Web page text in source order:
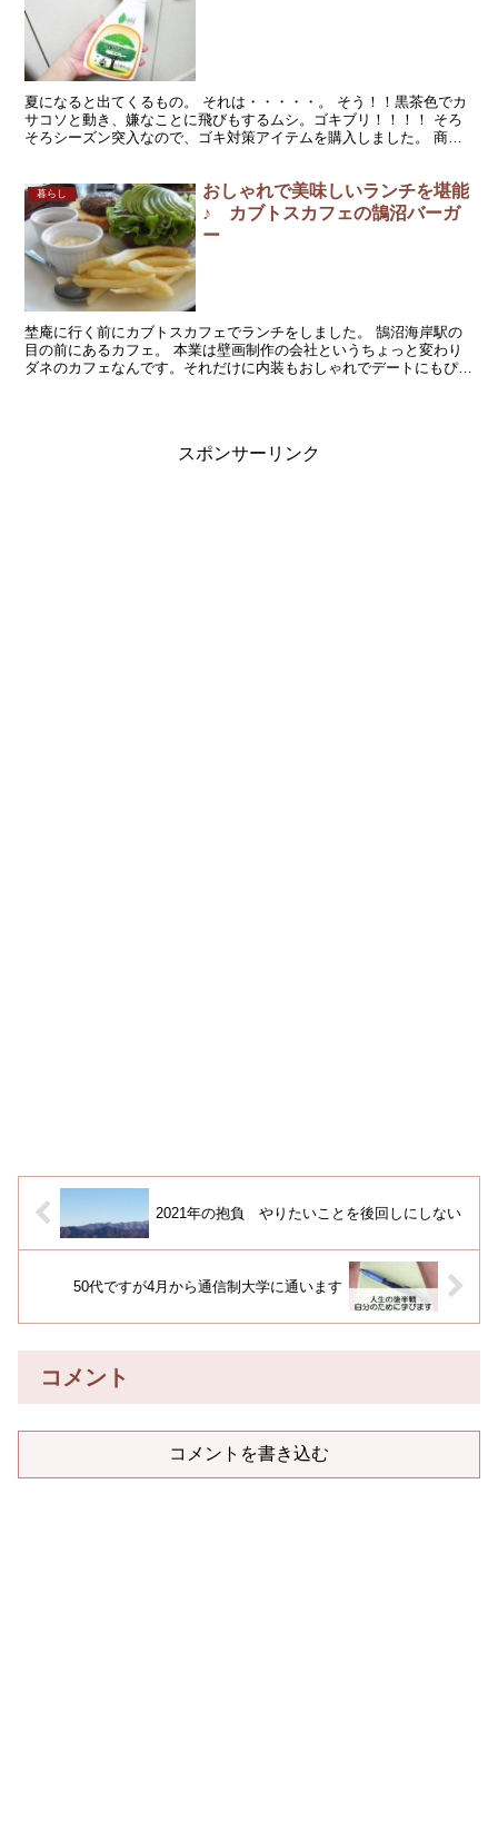
夏になると出てくるもの。 それは・・・・・。 そう！！黒茶色でカ
サコソと動き、嫌なことに飛びもするムシ。ゴキブリ！！！！ そろ
そろシーズン突入なので、ゴキ対策アイテムを購入しました。 商品
暮らし
おしゃれで美味しいランチを堪能
♪ カブトスカフェの鵠沼バーガ
ー
埜庵に行く前にカブトスカフェでランチをしました。 鵠沼海岸駅の
目の前にあるカフェ。 本業は壁画制作の会社というちょっと変わり
ダネのカフェなんです。それだけに内装もおしゃれでデートにもぴっ
スポンサーリンク
2021年の抱負 やりたいことを後回しにしない
50代ですが4月から通信制大学に通います
コメント
コメントを書き込む